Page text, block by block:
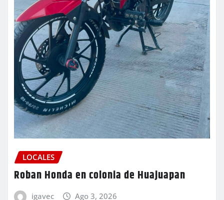
LOCALES
Roban Honda en colonia de Huajuapan
igavec Ago 3, 2026